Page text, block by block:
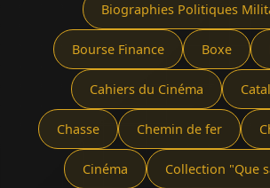
Biographies Politiques
Bourse Finance Boxe
Cahiers du Cinéma
Chasse Chemin de fer
Cinéma Collection "Que